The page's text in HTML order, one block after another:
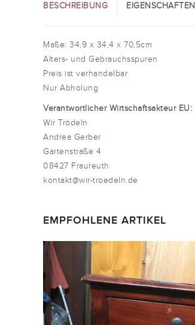
BESCHREIBUNG EIGENSCHAFTEN
Maße: 34,9 x 34,4 x 70,5cm
Alters- und Gebrauchsspuren
Preis ist verhandelbar
Nur Abholung
Verantwortlicher Wirtschaftsakteur EU:
Wir Trödeln
Andrea Gerber
Gartenstraße 4
08427 Fraureuth
kontakt@wir-troedeln.de
EMPFOHLENE ARTIKEL